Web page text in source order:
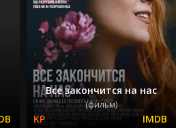
Все закончится на нас
(фильм)